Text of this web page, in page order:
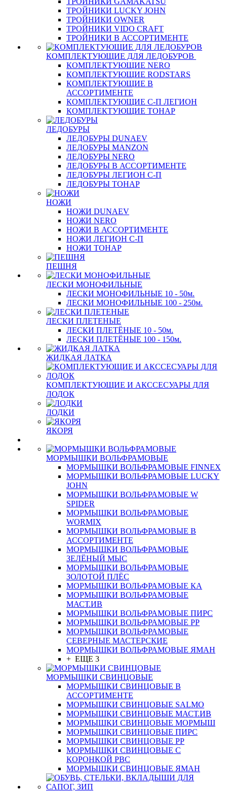
ТРОЙНИКИ LUCKY JOHN
ТРОЙНИКИ OWNER
ТРОЙНИКИ VIDO CRAFT
ТРОЙНИКИ В АССОРТИМЕНТЕ
КОМПЛЕКТУЮЩИЕ ДЛЯ ЛЕДОБУРОВ
КОМПЛЕКТУЮЩИЕ NERO
КОМПЛЕКТУЮЩИЕ RODSTARS
КОМПЛЕКТУЮЩИЕ В
АССОРТИМЕНТЕ
КОМПЛЕКТУЮЩИЕ С-П ЛЕГИОН
КОМПЛЕКТУЮЩИЕ ТОНАР
ЛЕДОБУРЫ
ЛЕДОБУРЫ DUNAEV
ЛЕДОБУРЫ MANZON
ЛЕДОБУРЫ NERO
ЛЕДОБУРЫ В АССОРТИМЕНТЕ
ЛЕДОБУРЫ ЛЕГИОН С-П
ЛЕДОБУРЫ ТОНАР
НОЖИ
НОЖИ DUNAEV
НОЖИ NERO
НОЖИ В АССОРТИМЕНТЕ
НОЖИ ЛЕГИОН С-П
НОЖИ ТОНАР
ПЕШНЯ
ЛЕСКИ МОНОФИЛЬНЫЕ
ЛЕСКИ МОНОФИЛЬНЫЕ 10 - 50м.
ЛЕСКИ МОНОФИЛЬНЫЕ 100 - 250м.
ЛЕСКИ ПЛЕТЕНЫЕ
ЛЕСКИ ПЛЕТЁНЫЕ 10 - 50м.
ЛЕСКИ ПЛЕТЁНЫЕ 100 - 150м.
ЖИДКАЯ ЛАТКА
КОМПЛЕКТУЮЩИЕ И АКССЕСУАРЫ ДЛЯ
ЛОДОК
ЛОДКИ
ЯКОРЯ
МОРМЫШКИ ВОЛЬФРАМОВЫЕ
МОРМЫШКИ ВОЛЬФРАМОВЫЕ FINNEX
МОРМЫШКИ ВОЛЬФРАМОВЫЕ LUCKY
JOHN
МОРМЫШКИ ВОЛЬФРАМОВЫЕ W
SPIDER
МОРМЫШКИ ВОЛЬФРАМОВЫЕ
WORMIX
МОРМЫШКИ ВОЛЬФРАМОВЫЕ В
АССОРТИМЕНТЕ
МОРМЫШКИ ВОЛЬФРАМОВЫЕ
ЗЕЛЁНЫЙ МЫС
МОРМЫШКИ ВОЛЬФРАМОВЫЕ
ЗОЛОТОЙ ПЛЁС
МОРМЫШКИ ВОЛЬФРАМОВЫЕ КА
МОРМЫШКИ ВОЛЬФРАМОВЫЕ
МАСТ.ИВ
МОРМЫШКИ ВОЛЬФРАМОВЫЕ ПИРС
МОРМЫШКИ ВОЛЬФРАМОВЫЕ РР
МОРМЫШКИ ВОЛЬФРАМОВЫЕ
СЕВЕРНЫЕ МАСТЕРСКИЕ
МОРМЫШКИ ВОЛЬФРАМОВЫЕ ЯМАН
+ ЕЩЕ 3
МОРМЫШКИ СВИНЦОВЫЕ
МОРМЫШКИ СВИНЦОВЫЕ В
АССОРТИМЕНТЕ
МОРМЫШКИ СВИНЦОВЫЕ SALMO
МОРМЫШКИ СВИНЦОВЫЕ МАСТ.ИВ
МОРМЫШКИ СВИНЦОВЫЕ МОРМЫШ
МОРМЫШКИ СВИНЦОВЫЕ ПИРС
МОРМЫШКИ СВИНЦОВЫЕ РР
МОРМЫШКИ СВИНЦОВЫЕ С
КОРОНКОЙ РВС
МОРМЫШКИ СВИНЦОВЫЕ ЯМАН